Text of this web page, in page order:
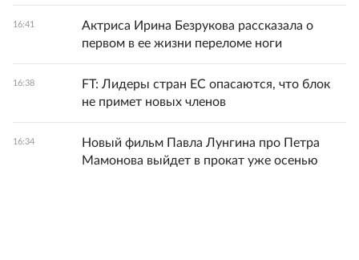
16:41
Актриса Ирина Безрукова рассказала о
первом в ее жизни переломе ноги
16:38
FT: Лидеры стран ЕС опасаются, что блок
не примет новых членов
16:34
Новый фильм Павла Лунгина про Петра
Мамонова выйдет в прокат уже осенью